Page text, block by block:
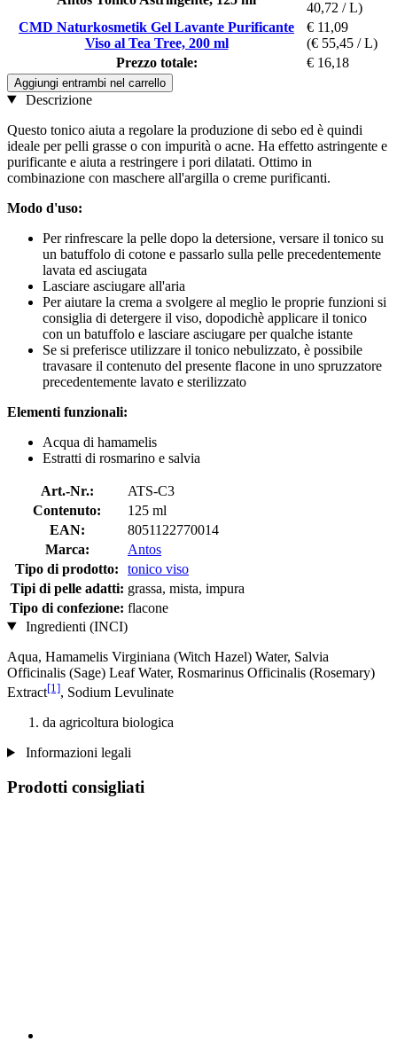
40,72 / L)
CMD Naturkosmetik Gel Lavante Purificante
Viso al Tea Tree, 200 ml
€ 11,09
(€ 55,45 / L)
Prezzo totale:
€ 16,18
Aggiungi entrambi nel carrello
Descrizione
Questo tonico aiuta a regolare la produzione di sebo ed è quindi
ideale per pelli grasse o con impurità o acne. Ha effetto astringente e
purificante e aiuta a restringere i pori dilatati. Ottimo in
combinazione con maschere all'argilla o creme purificanti.
Modo d'uso:
Per rinfrescare la pelle dopo la detersione, versare il tonico su
un batuffolo di cotone e passarlo sulla pelle precedentemente
lavata ed asciugata
Lasciare asciugare all'aria
Per aiutare la crema a svolgere al meglio le proprie funzioni si
consiglia di detergere il viso, dopodichè applicare il tonico
con un batuffolo e lasciare asciugare per qualche istante
Se si preferisce utilizzare il tonico nebulizzato, è possibile
travasare il contenuto del presente flacone in uno spruzzatore
precedentemente lavato e sterilizzato
Elementi funzionali:
Acqua di hamamelis
Estratti di rosmarino e salvia
Art.-Nr.:
ATS-C3
Contenuto:
125 ml
EAN:
8051122770014
Marca:
Antos
Tipo di prodotto:
tonico viso
Tipi di pelle adatti: grassa, mista, impura
Tipo di confezione: flacone
Ingredienti (INCI)
Aqua, Hamamelis Virginiana (Witch Hazel) Water, Salvia
Officinalis (Sage) Leaf Water, Rosmarinus Officinalis (Rosemary)
Extract[1], Sodium Levulinate
da agricoltura biologica
Informazioni legali
Prodotti consigliati